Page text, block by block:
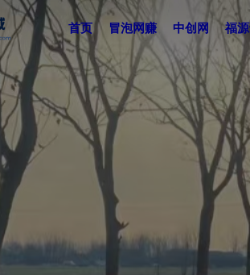
首页 冒泡网赚 中创网 福